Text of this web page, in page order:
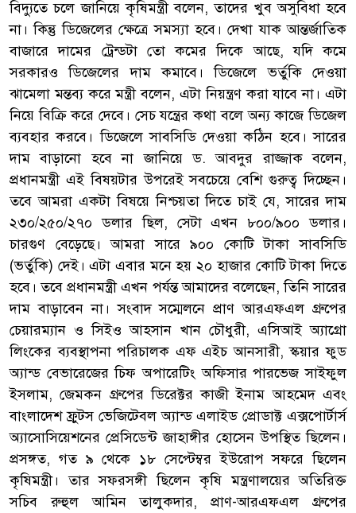
বিদ্যুতে চলে জানিয়ে কৃষিমন্ত্রী বলেন, তাদের খুব অসুবিধা হবে
না। কিন্তু ডিজেলের ক্ষেত্রে সমস্যা হবে। দেখা যাক আন্তর্জাতিক
বাজারে দামের ট্রেন্ডটা তো কমের দিকে আছে, যদি কমে
সরকারও ডিজেলের দাম কমাবে। ডিজেলে ভর্তুকি দেওয়া
ঝামেলা মন্তব্য করে মন্ত্রী বলেন, এটা নিয়ন্ত্রণ করা যাবে না। এটা
নিয়ে বিক্রি করে দেবে। সেচ যন্ত্রের কথা বলে অন্য কাজে ডিজেল
ব্যবহার করবে। ডিজেলে সাবসিডি দেওয়া কঠিন হবে। সারের
দাম বাড়ানো হবে না জানিয়ে ড. আবদুর রাজ্জাক বলেন,
প্রধানমন্ত্রী এই বিষয়টার উপরেই সবচেয়ে বেশি গুরুত্ব দিচ্ছেন।
তবে আমরা একটা বিষয়ে নিশ্চয়তা দিতে চাই যে, সারের দাম
২৩০/২৫০/২৭০ ডলার ছিল, সেটা এখন ৮০০/৯০০ ডলার।
চারগুণ বেড়েছে। আমরা সারে ৯০০ কোটি টাকা সাবসিডি
(ভর্তুকি) দেই। এটা এবার মনে হয় ২০ হাজার কোটি টাকা দিতে
হবে। তবে প্রধানমন্ত্রী এখন পর্যন্ত আমাদের বলেছেন, তিনি সারের
দাম বাড়াবেন না। সংবাদ সম্মেলনে প্রাণ আরএফএল গ্রুপের
চেয়ারম্যান ও সিইও আহসান খান চৌধুরী, এসিআই অ্যাগ্রো
লিংকের ব্যবস্থাপনা পরিচালক এফ এইচ আনসারী, স্কয়ার ফুড
অ্যান্ড বেভারেজের চিফ অপারেটিং অফিসার পারভেজ সাইফুল
ইসলাম, জেমকন গ্রুপের ডিরেক্টর কাজী ইনাম আহমেদ এবং
বাংলাদেশ ফ্রুটস ভেজিটেবল অ্যান্ড এলাইড প্রোডাক্ট এক্সপোর্টার্স
অ্যাসোসিয়েশনের প্রেসিডেন্ট জাহাঙ্গীর হোসেন উপস্থিত ছিলেন।
প্রসঙ্গত, গত ৯ থেকে ১৮ সেপ্টেম্বর ইউরোপ সফরে ছিলেন
কৃষিমন্ত্রী। তার সফরসঙ্গী ছিলেন কৃষি মন্ত্রণালয়ের অতিরিক্ত
সচিব রুহুল আমিন তালুকদার, প্রাণ-আরএফএল গ্রুপের